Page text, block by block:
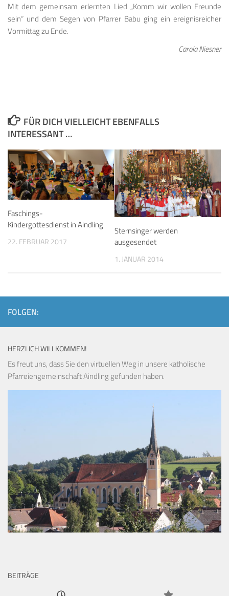
Mit dem gemeinsam erlernten Lied „Komm wir wollen Freunde
sein“ und dem Segen von Pfarrer Babu ging ein ereignisreicher
Vormittag zu Ende.
Carola Niesner
FÜR DICH VIELLEICHT EBENFALLS
INTERESSANT …
Faschings-
Kindergottesdienst in Aindling
22. FEBRUAR 2017
Sternsinger werden
ausgesendet
1. JANUAR 2014
FOLGEN:
HERZLICH WILLKOMMEN!
Es freut uns, dass Sie den virtuellen Weg in unsere katholische
Pfarreiengemeinschaft Aindling gefunden haben.
BEITRÄGE